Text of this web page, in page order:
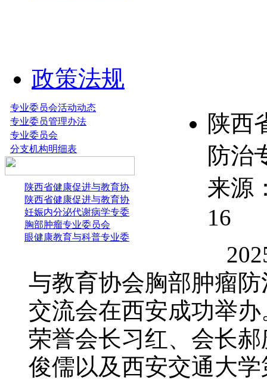
政策法规
专业委员会活动动态
专业委员管理办法
专业委员会
分支机构明细表
陕西省健康促进与教育协
陕西省健康促进与教育协
妊娠内分泌代谢病学专委
胸部肿瘤专业委员会
眼健康教育与科普专业委
陕西
防治
来源
与教育协会胸部肿瘤
交流会在西安成功举
荣誉会长习红、会长
俊儒以及西安交通大